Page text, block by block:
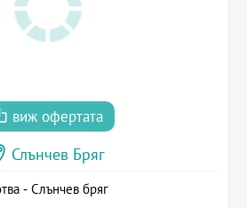
виж офертата
Слънчев Бряг
- Слънчев бряг